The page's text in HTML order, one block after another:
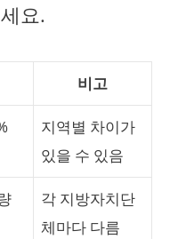
요.
비고
지역별 차이가
있을 수 있음
각 지방자치단
체마다 다름